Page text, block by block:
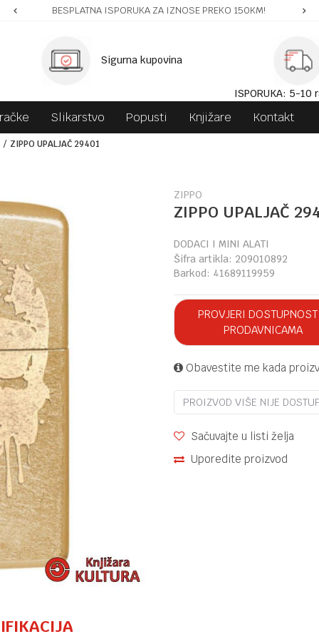
BESPLATNA ISPORUKA ZA IZNOSE PREKO 150KM!
Sigurna kupovina
ISPORUKA: 5-10
Slikarstvo Popusti Knjižare Kontakt
ZIPPO UPALJAČ 29401
ZIPPO
ZIPPO UPALJAČ
DODACI I MINI ALATI
Šifra artikla: 209010892
Barkod: 41689119959
PROVJERI
PRODAVNICAMA
Obavestite me kada
PROIZVOD VIŠE NIJE
Sačuvajte u listi želja
Uporedite proizvod